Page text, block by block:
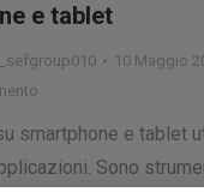
e tablet
10 Maggio
smartphone e tablet
Sono